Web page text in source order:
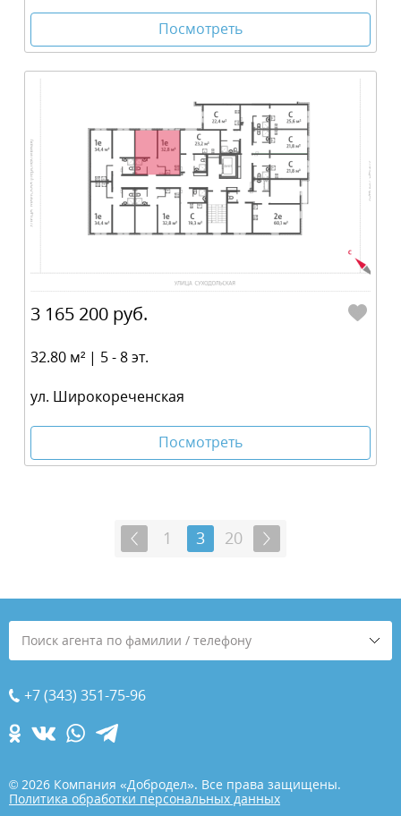
Посмотреть
3 165 200 руб.
32.80 м² | 5 - 8 эт.
ул. Широкореченская
Посмотреть
1 3 20
+7 (343) 351-75-96
Поиск агента по фамилии / телефону
© 2026 Компания «Добродел». Все права защищены.
Политика обработки персональных данных